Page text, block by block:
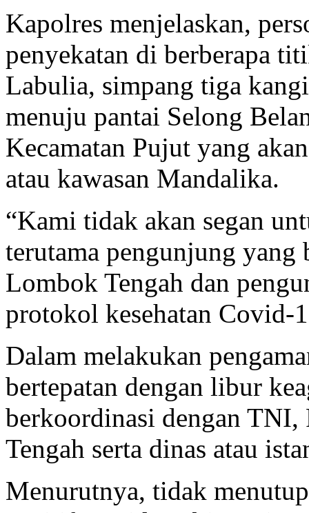
Kapolres menjelaskan,
penyekatan di berberapa
Labulia, simpang tiga
menuju pantai Selong
Kecamatan Pujut yang
atau kawasan Mandalika.
“Kami tidak akan segan
terutama pengunjung yang
Lombok Tengah dan
protokol kesehatan Covid-
Dalam melakukan
bertepatan dengan libur
berkoordinasi dengan TNI,
Tengah serta dinas atau
Menurutnya, tidak